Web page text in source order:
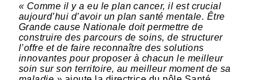
« Comme il y a eu le plan cancer, il est crucial
aujourd’hui d’avoir un plan santé mentale. Être
Grande cause Nationale doit permettre de
construire des parcours de soins, de structurer
l’offre et de faire reconnaître des solutions
innovantes pour proposer à chacun le meilleur
soin sur son territoire, au meilleur moment de sa